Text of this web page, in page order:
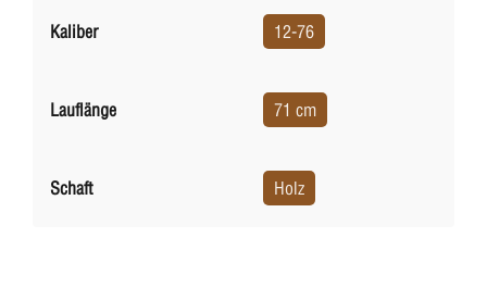
Kaliber 12-76
Lauflänge 71 cm
Schaft Holz